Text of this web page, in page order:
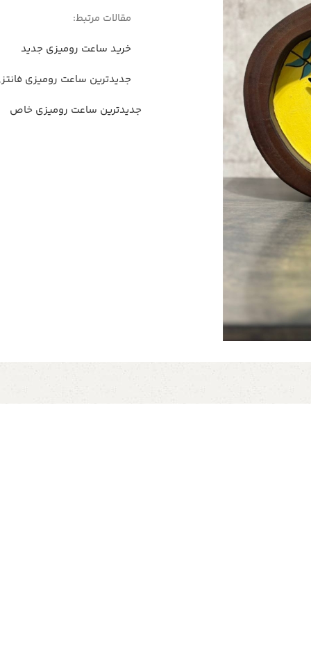
مقالات مرتبط:
خرید ساعت رومیزی جدید
جدیدترین ساعت رومیزی
جدیدترین ساعت رومیزی خاص